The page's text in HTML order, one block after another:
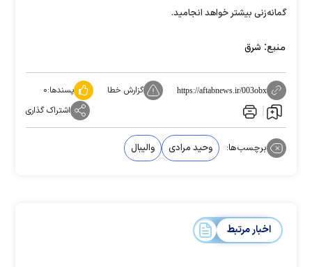
گمانه‌زنی بیشتر خواهد انجامید.
منبع: شرق
https://aftabnews.ir/003obx گزارش خطا پسندها:۰
اشتراک گذاری
برچسب‌ها: وحید مرادی والیبال
اخبار مرتبط